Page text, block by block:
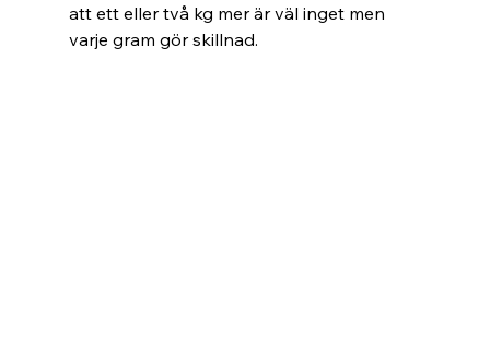
att ett eller två kg mer är väl inget men
varje gram gör skillnad.